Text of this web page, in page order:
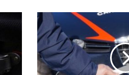
B
r
i
n
d
i